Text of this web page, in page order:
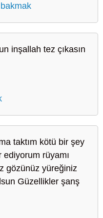
inşallah tez çıkasın
taktım kötü bir şey
rüyamı
gözünüz yüreğiniz
Güzellikler şanş